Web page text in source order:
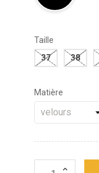
Taille
37
38
Matière